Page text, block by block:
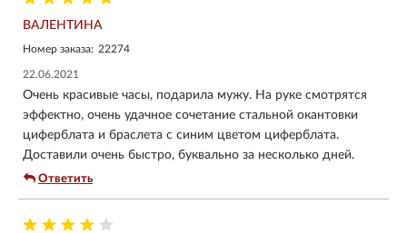
ВАЛЕНТИНА
Номер заказа: 22274
22.06.2021
Очень красивые часы, подарила мужу. На руке смотрятся
эффектно, очень удачное сочетание стальной окантовки
циферблата и браслета с синим цветом циферблата.
Доставили очень быстро, буквально за несколько дней.
Ответить